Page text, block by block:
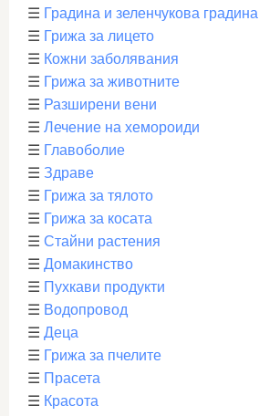
☰ Градина и зеленчукова градина
☰ Грижа за лицето
☰ Кожни заболявания
☰ Грижа за животните
☰ Разширени вени
☰ Лечение на хемороиди
☰ Главоболие
☰ Здраве
☰ Грижа за тялото
☰ Грижа за косата
☰ Стайни растения
☰ Домакинство
☰ Пухкави продукти
☰ Водопровод
☰ Деца
☰ Грижа за пчелите
☰ Прасета
☰ Красота